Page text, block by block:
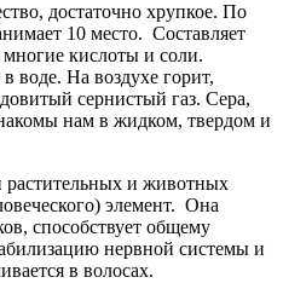
достаточно хрупкое. По
10 место. Составляет
кислоты и соли.
воде. На воздухе горит,
сернистый газ. Сера,
нам в жидком, твердом и
и животных
элемент. Она
способствует общему
нервной системы и
в волосах.